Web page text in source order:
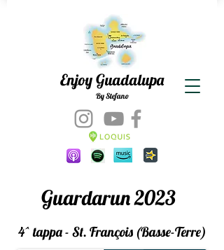
Enjoy Guadalupa
By Stefano
Guardarun 2023
4^ tappa - St. François (Basse-Terre)